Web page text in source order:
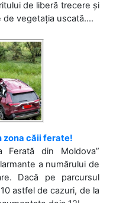
de liberă trecere și
vegetația uscată....
zona căii ferate!
Ferată din Moldova”
a numărului de
Dacă pe parcursul
astfel de cazuri, de la